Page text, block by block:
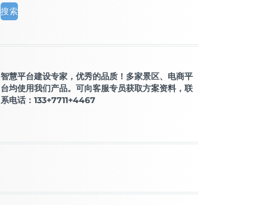
智慧平台建设专家，优秀的品质！多家景区、电商平
台均使用我们产品。可向客服专员获取方案资料，联
系电话：133+7711+4467